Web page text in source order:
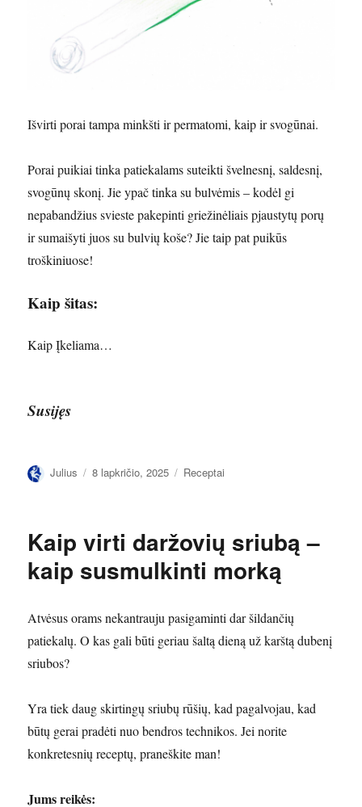
Išvirti porai tampa minkšti ir permatomi, kaip ir svogūnai.
Porai puikiai tinka patiekalams suteikti švelnesnį, saldesnį,
svogūnų skonį. Jie ypač tinka su bulvėmis – kodėl gi
nepabandžius svieste pakepinti griežinėliais pjaustytų porų
ir sumaišyti juos su bulvių koše? Jie taip pat puikūs
troškiniuose!
Kaip šitas:
Kaip Įkeliama…
Susijęs
Autorius
Julius Paskelbta
8 lapkričio, 2025 Kategorijos
Receptai
Kaip virti daržovių sriubą –
kaip susmulkinti morką
Atvėsus orams nekantrauju pasigaminti dar šildančių
patiekalų. O kas gali būti geriau šaltą dieną už karštą dubenį
sriubos?
Yra tiek daug skirtingų sriubų rūšių, kad pagalvojau, kad
būtų gerai pradėti nuo bendros technikos. Jei norite
konkretesnių receptų, praneškite man!
Jums reikės: